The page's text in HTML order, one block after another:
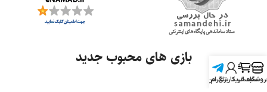
بازی های محبوب جدید
سبد خرید
حساب کاربری من
تلگرام